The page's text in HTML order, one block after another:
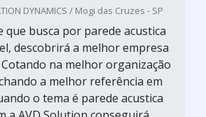
DYNAMICS / Mogi das Cruzes - SP
que busca por parede acustica
descobrirá a melhor empresa
na melhor organização
a melhor referência em
o tema é parede acustica